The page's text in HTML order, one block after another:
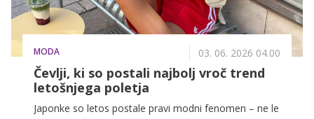
MODA 03. 06. 2026 04.00
Čevlji, ki so postali najbolj vroč trend
letošnjega poletja
Japonke so letos postale pravi modni fenomen – ne le